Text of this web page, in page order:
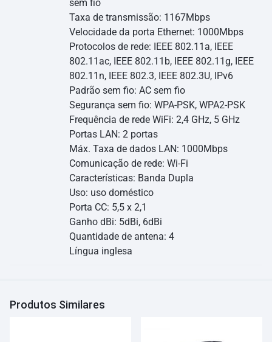
sem fio
Taxa de transmissão: 1167Mbps
Velocidade da porta Ethernet: 1000Mbps
Protocolos de rede: IEEE 802.11a, IEEE
802.11ac, IEEE 802.11b, IEEE 802.11g, IEEE
802.11n, IEEE 802.3, IEEE 802.3U, IPv6
Padrão sem fio: AC sem fio
Segurança sem fio: WPA-PSK, WPA2-PSK
Frequência de rede WiFi: 2,4 GHz, 5 GHz
Portas LAN: 2 portas
Máx. Taxa de dados LAN: 1000Mbps
Comunicação de rede: Wi-Fi
Características: Banda Dupla
Uso: uso doméstico
Porta CC: 5,5 x 2,1
Ganho dBi: 5dBi, 6dBi
Quantidade de antena: 4
Língua inglesa
Produtos Similares